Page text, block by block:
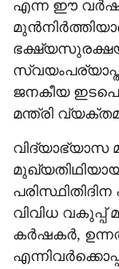
എന്ന ഈ
ജനകീയ
മന്ത്രി
വിദ്യാഭ്യാസ
വിവിധ വകുപ്പ്
കർഷകർ,